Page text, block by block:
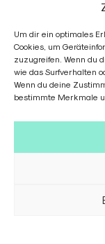
Um dir ein optimales
Cookies, um
zuzugreifen. Wenn du
wie das Surfverhalten
Wenn du deine
bestimmte Merkmale
ONE DAY by
SZENISCHES